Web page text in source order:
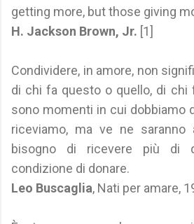
getting more, but those giving
H. Jackson Brown, Jr. [1]
Condividere, in amore, non
di chi fa questo o quello, di chi
sono momenti in cui dobbiamo
riceviamo, ma ve ne
bisogno di ricevere più di
condizione di donare.
Leo Buscaglia, Nati per amare,